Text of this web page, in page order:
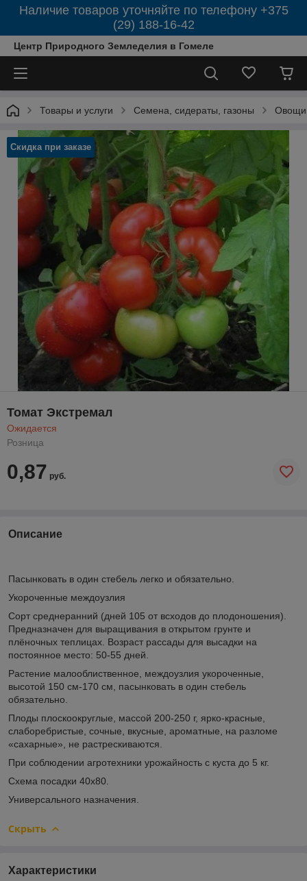
Наличие товаров уточняйте по телефону +375
(29) 188-16-42
Центр Природного Земледелия в Гомеле
Товары и услуги Семена, сидераты, газоны Овощи
Скидка при заказе
Томат Экстремал
Ожидается
Розница
0,87 руб.
Описание
Пасынковать в один стебель легко и обязательно.
Укороченные междоузлия
Сорт среднеранний (дней 105 от всходов до плодоношения).
Предназначен для выращивания в открытом грунте и
плёночных теплицах. Возраст рассады для высадки на
постоянное место: 50-55 дней.
Растение малооблиственное, междоузлия укороченные,
высотой 150 см-170 см, пасынковать в один стебель
обязательно.
Плоды плоскоокруглые, массой 200-250 г, ярко-красные,
слаборебристые, сочные, вкусные, ароматные, на разломе
«сахарные», не растрескиваются.
При соблюдении агротехники урожайность с куста до 5 кг.
Схема посадки 40х80.
Универсального назначения.
Скрыть
Характеристики